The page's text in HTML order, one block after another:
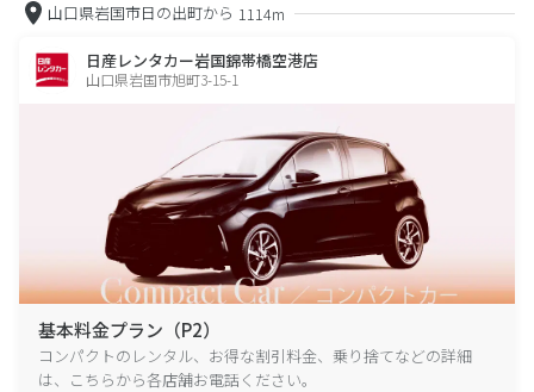
山口県岩国市日の出町から 1114m
日産レンタカー岩国錦帯橋空港店
山口県岩国市旭町3-15-1
基本料金プラン（P2）
コンパクトのレンタル、お得な割引料金、乗り捨てなどの詳細
は、こちらから各店舗お電話ください。